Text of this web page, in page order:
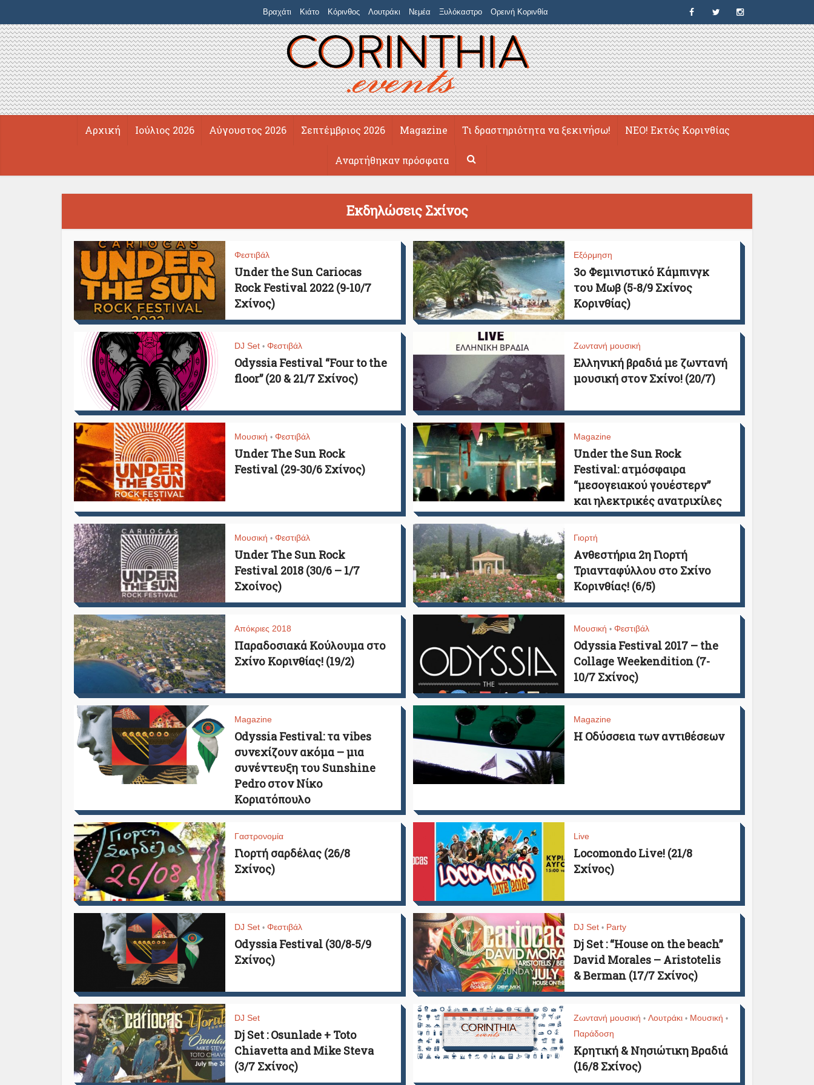
Βραχάτι Κιάτο Κόρινθος Λουτράκι Νεμέα Ξυλόκαστρο Ορεινή Κορινθία
Αρχική Ιούλιος 2026 Αύγουστος 2026 Σεπτέμβριος 2026 Magazine Τι δραστηριότητα να ξεκινήσω! ΝΕΟ! Εκτός Κορινθίας
Αναρτήθηκαν πρόσφατα
Εκδηλώσεις Σχίνος
Φεστιβάλ
Under the Sun Cariocas
Rock Festival 2022 (9-10/7
Σχίνος)
Εξόρμηση
3ο Φεμινιστικό Κάμπινγκ
του Μωβ (5-8/9 Σχίνος
Κορινθίας)
DJ Set • Φεστιβάλ
Odyssia Festival “Four to the
floor” (20 & 21/7 Σχίνος)
Ζωντανή μουσική
Ελληνική βραδιά με ζωντανή
μουσική στον Σχίνο! (20/7)
Μουσική • Φεστιβάλ
Under The Sun Rock
Festival (29-30/6 Σχίνος)
Magazine
Under the Sun Rock
Festival: ατμόσφαιρα
“μεσογειακού γουέστερν”
και ηλεκτρικές ανατριχίλες
Μουσική • Φεστιβάλ
Under The Sun Rock
Festival 2018 (30/6 – 1/7
Σχοίνος)
Γιορτή
Ανθεστήρια 2η Γιορτή
Τριανταφύλλου στο Σχίνο
Κορινθίας! (6/5)
Απόκριες 2018
Παραδοσιακά Κούλουμα στο
Σχίνο Κορινθίας! (19/2)
Μουσική • Φεστιβάλ
Odyssia Festival 2017 – the
Collage Weekendition (7-
10/7 Σχίνος)
Magazine
Odyssia Festival: τα vibes
συνεχίζουν ακόμα – μια
συνέντευξη του Sunshine
Pedro στον Νίκο
Κοριατόπουλο
Magazine
H Οδύσσεια των αντιθέσεων
Γαστρονομία
Γιορτή σαρδέλας (26/8
Σχίνος)
Live
Locomondo Live! (21/8
Σχίνος)
DJ Set • Φεστιβάλ
Odyssia Festival (30/8-5/9
Σχίνος)
DJ Set • Party
Dj Set : “House on the beach”
David Morales – Aristotelis
& Berman (17/7 Σχίνος)
DJ Set
Dj Set : Osunlade + Toto
Chiavetta and Mike Steva
(3/7 Σχίνος)
Ζωντανή μουσική • Λουτράκι • Μουσική •
Παράδοση
Κρητική & Νησιώτικη Βραδιά
(16/8 Σχίνος)